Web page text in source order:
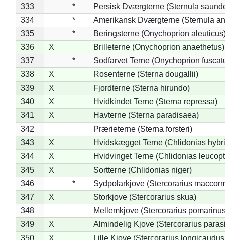
333
*
Persisk Dværgterne (Sternula
334
*
Amerikansk Dværgterne (Sternula
335
*
Beringsterne (Onychoprion
336
X
Brilleterne (Onychoprion anaethetus)
337
*
Sodfarvet Terne (Onychoprion
338
X
Rosenterne (Sterna dougallii)
339
X
Fjordterne (Sterna hirundo)
340
X
Hvidkindet Terne (Sterna repressa)
341
X
Havterne (Sterna paradisaea)
342
Prærieterne (Sterna forsteri)
343
X
Hvidskægget Terne (Chlidonias
344
X
Hvidvinget Terne (Chlidonias
345
X
Sortterne (Chlidonias niger)
346
*
Sydpolarkjove (Stercorarius
347
X
Storkjove (Stercorarius skua)
348
Mellemkjove (Stercorarius
349
X
Almindelig Kjove (Stercorarius
350
X Lille Kjove (Stercorarius